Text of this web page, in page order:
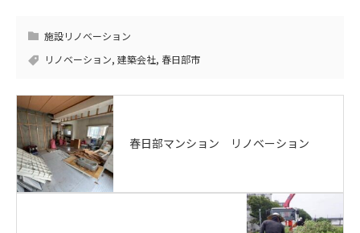
施設リノベーション
リノベーション, 建築会社, 春日部市
春日部マンション リノベーション